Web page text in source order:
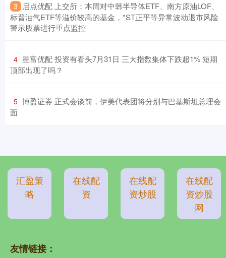
3 ​启点优配 上交所：本周对中韩半导体ETF、南方原油LOF、
标普油气ETF等溢价较高的基金，*ST正平等异常波动退市风险
警示股票进行重点监控
4 ​星富优配 投资有看头7月31日 三大指数集体下跌超1% 短期
顶部出现了吗？
5 ​博盈证券 正式会谈前，伊美代表团将分别与巴基斯坦总理会
面
汇盈策
略
在线配
资
在线配
资炒股
在线配
资炒股
网
友情链接：